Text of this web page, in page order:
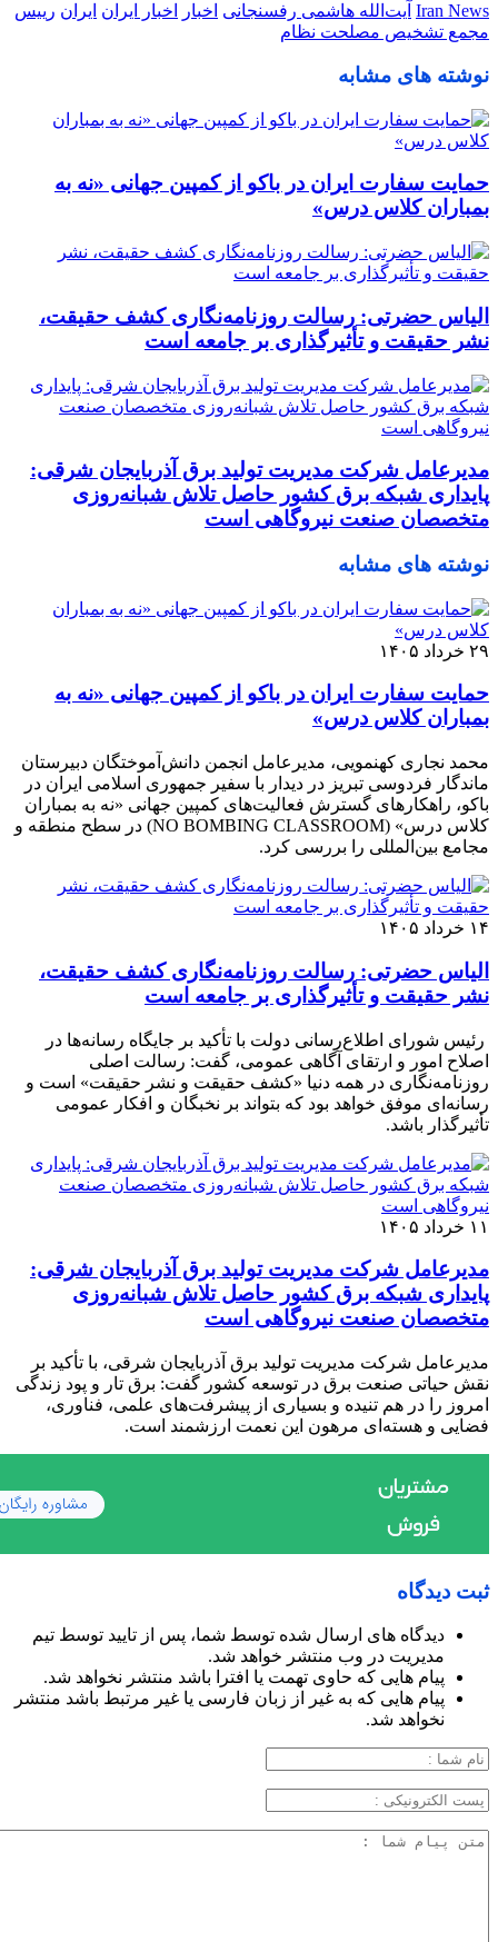
Iran News آیت‌الله هاشمی رفسنجانی اخبار اخبار ایران ایران رییس
مجمع تشخیص مصلحت نظام
نوشته های مشابه
حمایت سفارت ایران در باکو از کمپین جهانی «نه به
بمباران کلاس درس»
الیاس حضرتی: رسالت روزنامه‌نگاری کشف حقیقت،
نشر حقیقت و تأثیرگذاری بر جامعه است
مدیرعامل شرکت مدیریت تولید برق آذربایجان شرقی:
پایداری شبکه برق کشور حاصل تلاش شبانه‌روزی
متخصصان صنعت نیروگاهی است
نوشته های مشابه
۲۹ خرداد ۱۴۰۵
حمایت سفارت ایران در باکو از کمپین جهانی «نه به
بمباران کلاس درس»
محمد نجاری کهنمویی، مدیرعامل انجمن دانش‌آموختگان دبیرستان
ماندگار فردوسی تبریز در دیدار با سفیر جمهوری اسلامی ایران در
باکو، راهکارهای گسترش فعالیت‌های کمپین جهانی «نه به بمباران
کلاس درس» (NO BOMBING CLASSROOM) در سطح منطقه و
مجامع بین‌المللی را بررسی کرد.
۱۴ خرداد ۱۴۰۵
الیاس حضرتی: رسالت روزنامه‌نگاری کشف حقیقت،
نشر حقیقت و تأثیرگذاری بر جامعه است
رئیس شورای اطلاع‌رسانی دولت با تأکید بر جایگاه رسانه‌ها در
اصلاح امور و ارتقای آگاهی عمومی، گفت: رسالت اصلی
روزنامه‌نگاری در همه دنیا «کشف حقیقت و نشر حقیقت» است و
رسانه‌ای موفق خواهد بود که بتواند بر نخبگان و افکار عمومی
تأثیرگذار باشد.
۱۱ خرداد ۱۴۰۵
مدیرعامل شرکت مدیریت تولید برق آذربایجان شرقی:
پایداری شبکه برق کشور حاصل تلاش شبانه‌روزی
متخصصان صنعت نیروگاهی است
مدیرعامل شرکت مدیریت تولید برق آذربایجان شرقی، با تأکید بر
نقش حیاتی صنعت برق در توسعه کشور گفت: برق تار و پود زندگی
امروز را در هم تنیده و بسیاری از پیشرفت‌های علمی، فناوری،
فضایی و هسته‌ای مرهون این نعمت ارزشمند است.
ثبت دیدگاه
دیدگاه های ارسال شده توسط شما، پس از تایید توسط تیم
مدیریت در وب منتشر خواهد شد.
پیام هایی که حاوی تهمت یا افترا باشد منتشر نخواهد شد.
پیام هایی که به غیر از زبان فارسی یا غیر مرتبط باشد منتشر
نخواهد شد.